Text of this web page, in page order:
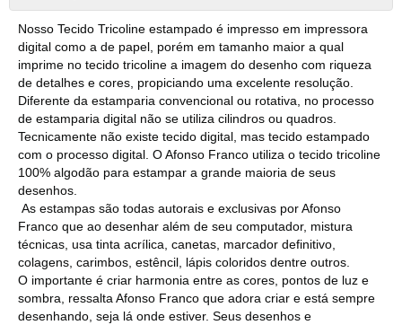
Nosso Tecido Tricoline estampado é impresso em impressora
digital como a de papel, porém em tamanho maior a qual
imprime no tecido tricoline a imagem do desenho com riqueza
de detalhes e cores, propiciando uma excelente resolução.
Diferente da estamparia convencional ou rotativa, no processo
de estamparia digital não se utiliza cilindros ou quadros.
Tecnicamente não existe tecido digital, mas tecido estampado
com o processo digital. O Afonso Franco utiliza o tecido tricoline
100% algodão para estampar a grande maioria de seus
desenhos.
As estampas são todas autorais e exclusivas por Afonso
Franco que ao desenhar além de seu computador, mistura
técnicas, usa tinta acrílica, canetas, marcador definitivo,
colagens, carimbos, estêncil, lápis coloridos dentre outros.
O importante é criar harmonia entre as cores, pontos de luz e
sombra, ressalta Afonso Franco que adora criar e está sempre
desenhando, seja lá onde estiver. Seus desenhos e